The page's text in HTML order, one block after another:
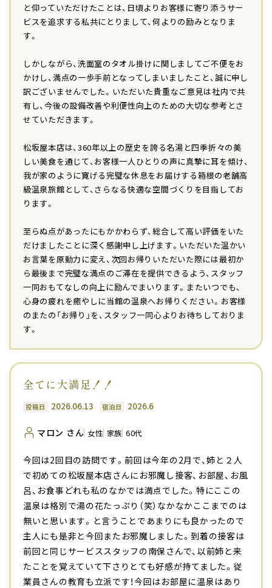
と仰っていただけたことは、日頃よりお客様に寄り添うサー
ビスを追求する私共にとりまして、何よりの励みとなりま
す。
しかしながら、洗面室のタオル掛けに関しましてご不便をお
かけし、満点の一歩手前となってしまいましたこと、誠に申し
訳ございませんでした。いただいた貴重なご意見は社内で共
有し、今後の設備改善や利便性向上のための大切な参考とさ
せていただきます。
松坂屋本店は、360年以上の歴史を誇る名湯と四季折々の美
しい美食を通じて、お客様一人ひとりの声に真摯に耳を傾け、
我が家のように寛げる完璧な休息をお届けする箱根の老舗高
級温泉旅館として、さらなる快適な空間づくりを目指してお
ります。
至らぬ点があったにもかかわらず、総合して高い評価をいた
だけましたことに深く感謝申し上げます。いただいた温かい
お言葉を原動力に変え、次回お帰りいただいた際には最初か
ら最後まで完璧な満点のご滞在を提供できるよう、スタッフ
一同おもてなしの向上に励んでまいります。またいつでも、
心身の疲れを癒やしに当館の温泉へお帰りください。お客様
のまたの「お帰り」を、スタッフ一同心よりお待ちしておりま
す。
全てに大満足！！
投稿日 2026.06.13 宿泊日 2026.6
マロン さん 女性 家族 60代
今回は2回目の訪問です。前回は今年の2月で、姉と２人
で初めての松坂屋本店さんにお邪魔し接客、お部屋、お風
呂、お食事どれも私のなかでは満点でした。特にここの
温泉は格別で湯の花たっぷり（笑）なかなかここまでのは
無いと思います。と言うことであまりにも良かったので
主人にも是非と今回またお邪魔しました。到着の接客は
前回と同じサービススタッフの南保さんで、以前姉と来
たことを覚えていて下さりとても好感が持てました。従
業員さんの教育も立派です！今回はお部屋に温泉はあり